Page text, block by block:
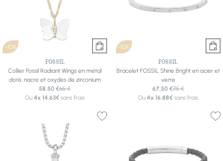
-10%
FOSSIL
Collier Fossil Radiant Wings en métal
doré, nacre et oxydes de zirconium
58,50 €65 €
Ou4x 14.63€ sans frais
-10%
FOSSIL
Bracelet FOSSIL Shine Bright en acier et
verre
67,50 €75 €
Ou4x 16.88€ sans frais